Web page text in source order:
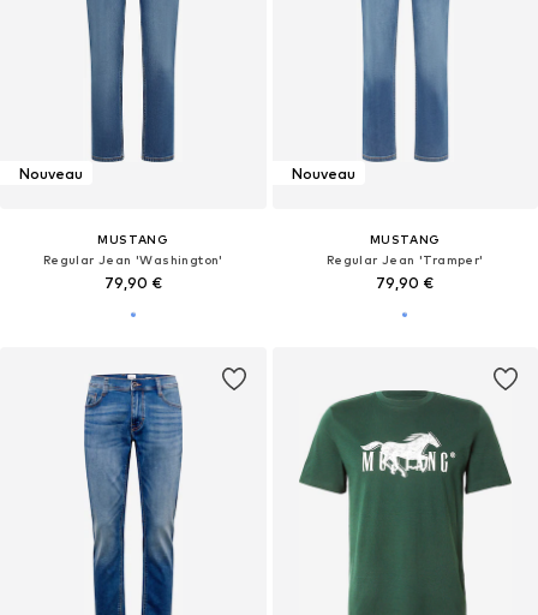
Nouveau
MUSTANG
Regular Jean 'Washington'
79,90 €
Nouveau
MUSTANG
Regular Jean 'Tramper'
79,90 €